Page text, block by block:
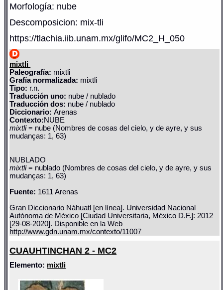
Morfología: nube
Descomposicion: mix-tli
https://tlachia.iib.unam.mx/glifo/MC2_H_050
mixtli
Paleografía: mixtli
Grafía normalizada: mixtli
Tipo: r.n.
Traducción uno: nube / nublado
Traducción dos: nube / nublado
Diccionario:Arenas
Contexto:NUBE
mixtli= nube (Nombres de cosas del cielo, y de ayre, y sus
mudanças: 1, 63)
NUBLADO
mixtli= nublado (Nombres de cosas del cielo, y de ayre, y sus
mudanças: 1, 63)
Fuente: 1611 Arenas
Gran Diccionario Náhuatl [en línea]. Universidad Nacional
Autónoma de México [Ciudad Universitaria, México D.F.]: 2012
[29-08-2020]. Disponible en la Web
http://www.gdn.unam.mx/contexto/11007
CUAUHTINCHAN 2 - MC2
Elemento: mixtli